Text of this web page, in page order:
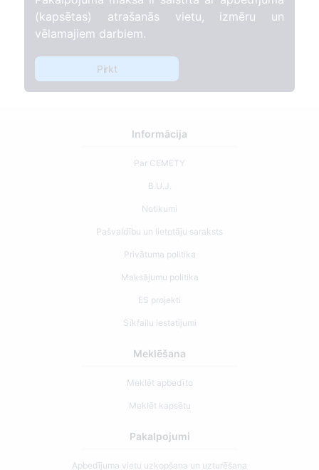
(kapsētas) atrašanās vietu, izmēru un
vēlamajiem darbiem.
Pirkt
Informācija
Par CEMETY
B.U.J.
Notikumi
Pašvaldību un lietotāju saraksts
Privātuma politika
Maksājumu politika
ES projekti
Sīkfailu iestatījumi
Meklēšana
Meklēt apbedīto
Meklēt kapsētu
Pakalpojumi
Apbedījuma vietu uzkopšana un uzturēšana